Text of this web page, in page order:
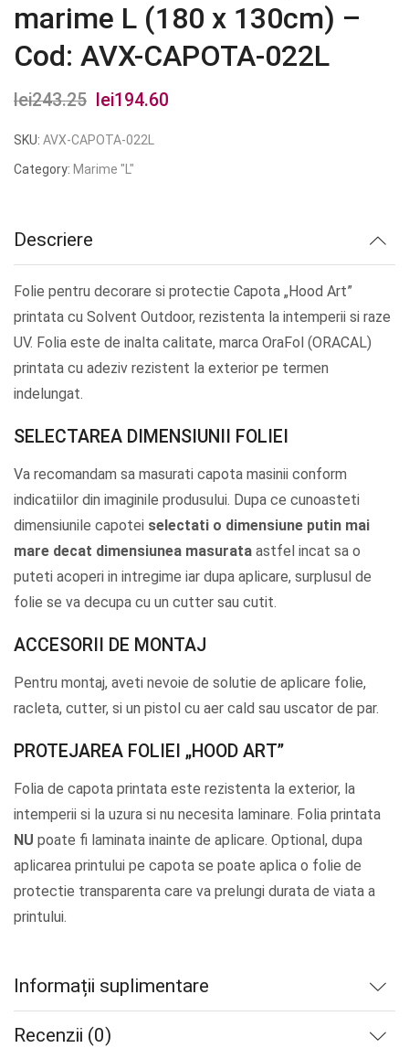
marime L (180 x 130cm) –
Cod: AVX-CAPOTA-022L
lei243.25
Prețul
inițial
a
lei194.60
SKU: AVX-CAPOTA-022L
Category: Marime "L"
Descriere
Folie pentru decorare si protectie Capota „Hood Art”
printata cu Solvent Outdoor, rezistenta la intemperii si raze
UV. Folia este de inalta calitate, marca OraFol (ORACAL)
printata cu adeziv rezistent la exterior pe termen
indelungat.
SELECTAREA DIMENSIUNII FOLIEI
Va recomandam sa masurati capota masinii conform
indicatiilor din imaginile produsului. Dupa ce cunoasteti
dimensiunile capotei selectati o dimensiune putin mai
mare decat dimensiunea masurata astfel incat sa o
puteti acoperi in intregime iar dupa aplicare, surplusul de
folie se va decupa cu un cutter sau cutit.
ACCESORII DE MONTAJ
Pentru montaj, aveti nevoie de solutie de aplicare folie,
racleta, cutter, si un pistol cu aer cald sau uscator de par.
PROTEJAREA FOLIEI „HOOD ART”
Folia de capota printata este rezistenta la exterior, la
intemperii si la uzura si nu necesita laminare. Folia printata
NU poate fi laminata inainte de aplicare. Optional, dupa
aplicarea printului pe capota se poate aplica o folie de
protectie transparenta care va prelungi durata de viata a
printului.
Informații suplimentare
Recenzii (0)